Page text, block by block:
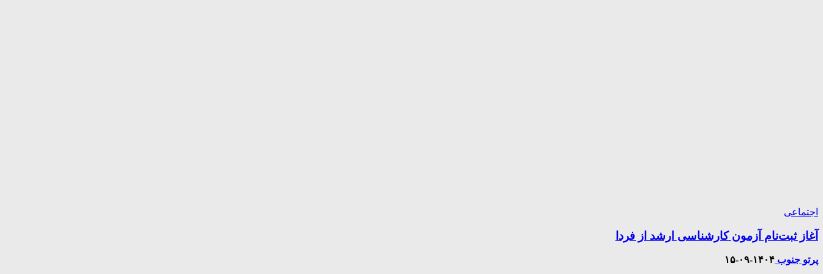
اجتماعی
آغاز ثبت‌نام آزمون کارشناسی ارشد از فردا
پرتو جنوب ۱۴۰۴-۰۹-۱۵